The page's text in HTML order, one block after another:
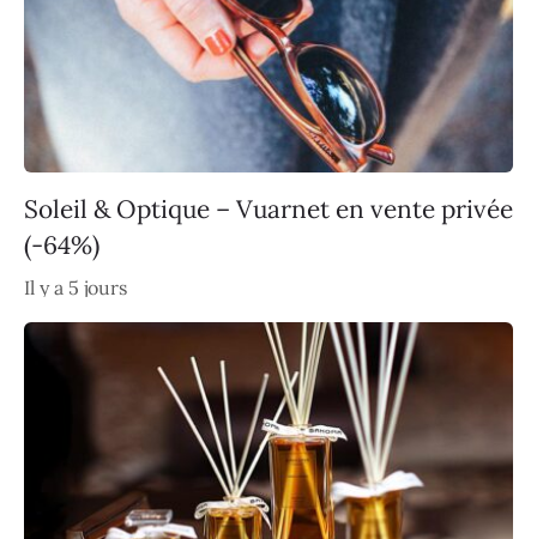
Soleil & Optique – Vuarnet en vente privée
(-64%)
Il y a 5 jours